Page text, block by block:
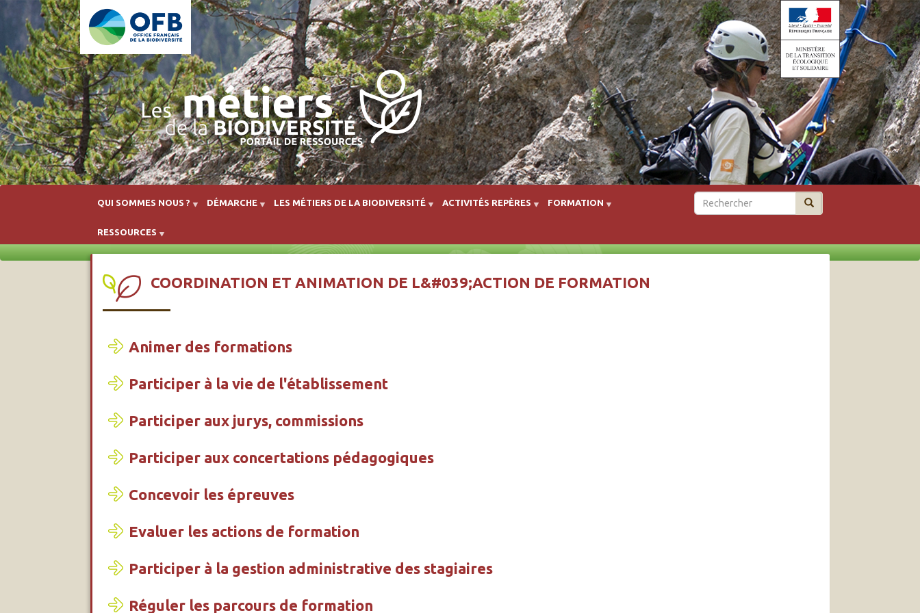
Aller au contenu principal
QUI SOMMES NOUS ? DÉMARCHE LES MÉTIERS DE LA BIODIVERSITÉ ACTIVITÉS REPÈRES FORMATION
RESSOURCES
Rechercher
COORDINATION ET ANIMATION DE L&#039;ACTION DE FORMATION
Animer des formations
Participer à la vie de l'établissement
Participer aux jurys, commissions
Participer aux concertations pédagogiques
Concevoir les épreuves
Evaluer les actions de formation
Participer à la gestion administrative des stagiaires
Réguler les parcours de formation